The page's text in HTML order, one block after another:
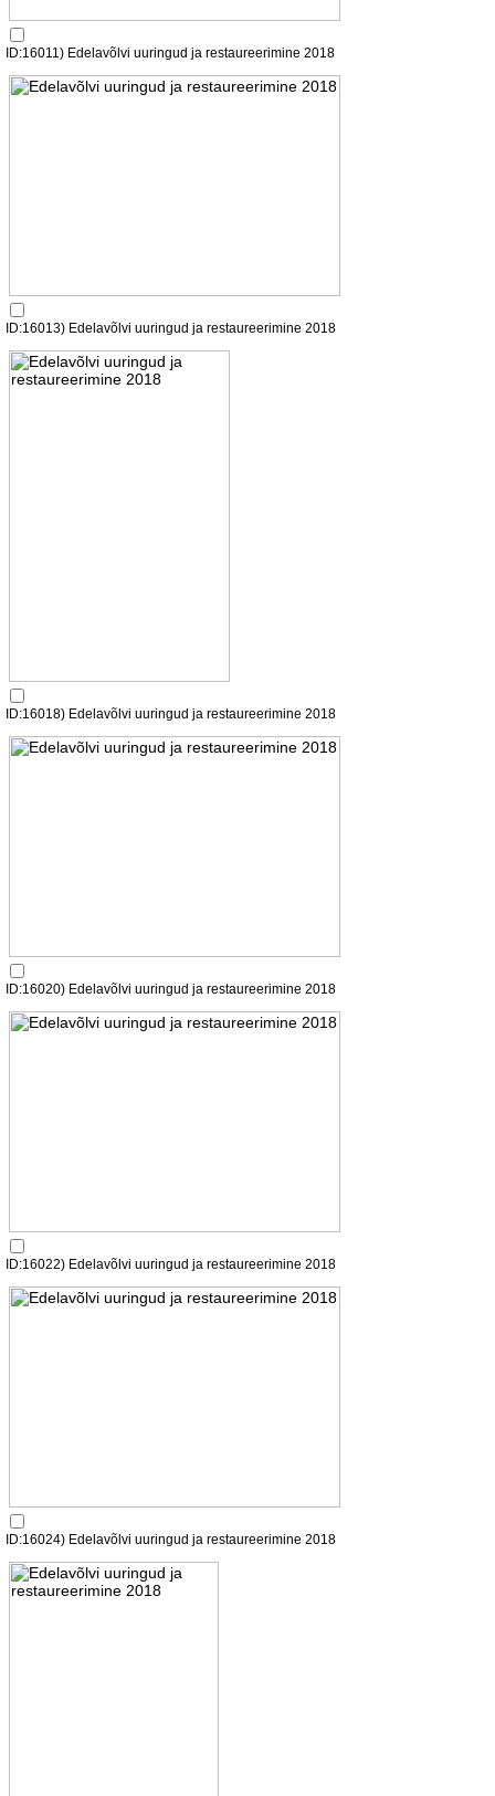
ID:16011) Edelavõlvi uuringud ja restaureerimine 2018
ID:16013) Edelavõlvi uuringud ja restaureerimine 2018
ID:16018) Edelavõlvi uuringud ja restaureerimine 2018
ID:16020) Edelavõlvi uuringud ja restaureerimine 2018
ID:16022) Edelavõlvi uuringud ja restaureerimine 2018
ID:16024) Edelavõlvi uuringud ja restaureerimine 2018